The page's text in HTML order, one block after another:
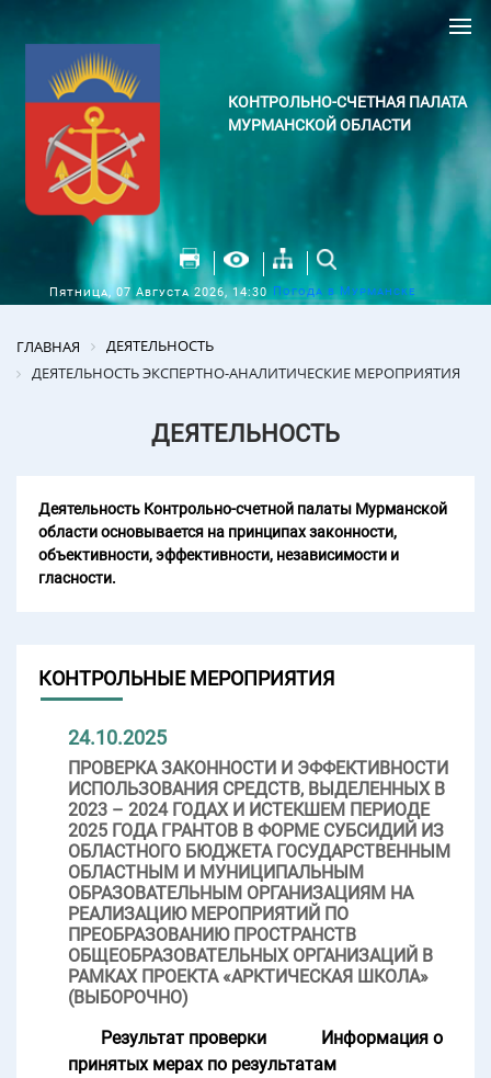
КОНТРОЛЬНО-СЧЕТНАЯ ПАЛАТА
МУРМАНСКОЙ ОБЛАСТИ
Пятница, 07 Августа 2026, 14:30 Погода в Мурманске
ГЛАВНАЯ
ДЕЯТЕЛЬНОСТЬ
ДЕЯТЕЛЬНОСТЬ ЭКСПЕРТНО-АНАЛИТИЧЕСКИЕ МЕРОПРИЯТИЯ
ДЕЯТЕЛЬНОСТЬ
Деятельность Контрольно-счетной палаты Мурманской
области основывается на принципах законности,
объективности, эффективности, независимости и
гласности.
КОНТРОЛЬНЫЕ МЕРОПРИЯТИЯ
24.10.2025
ПРОВЕРКА ЗАКОННОСТИ И ЭФФЕКТИВНОСТИ
ИСПОЛЬЗОВАНИЯ СРЕДСТВ, ВЫДЕЛЕННЫХ В
2023 – 2024 ГОДАХ И ИСТЕКШЕМ ПЕРИОДЕ
2025 ГОДА ГРАНТОВ В ФОРМЕ СУБСИДИЙ ИЗ
ОБЛАСТНОГО БЮДЖЕТА ГОСУДАРСТВЕННЫМ
ОБЛАСТНЫМ И МУНИЦИПАЛЬНЫМ
ОБРАЗОВАТЕЛЬНЫМ ОРГАНИЗАЦИЯМ НА
РЕАЛИЗАЦИЮ МЕРОПРИЯТИЙ ПО
ПРЕОБРАЗОВАНИЮ ПРОСТРАНСТВ
ОБЩЕОБРАЗОВАТЕЛЬНЫХ ОРГАНИЗАЦИЙ В
РАМКАХ ПРОЕКТА «АРКТИЧЕСКАЯ ШКОЛА»
(ВЫБОРОЧНО)
Результат проверки
Информация о
принятых мерах по результатам